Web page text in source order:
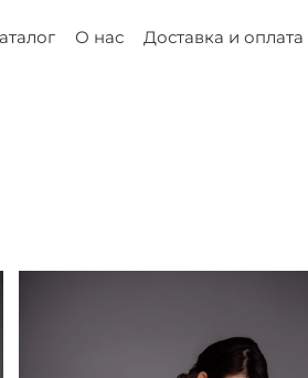
О нас Доставка и оплата